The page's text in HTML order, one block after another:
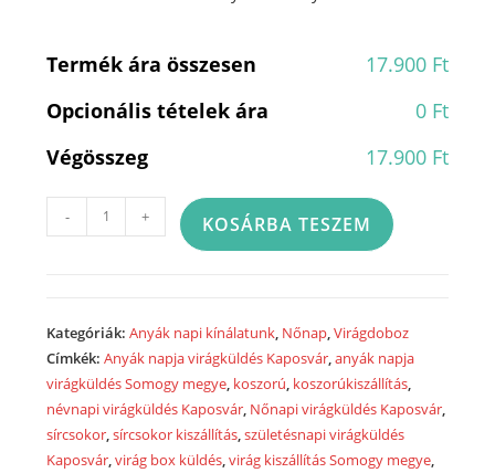
Termék ára összesen
17.900 Ft
Opcionális tételek ára
0 Ft
Végösszeg
17.900 Ft
szeretettel...
- + KOSÁRBA TESZEM
Kategóriák:Anyák napi kínálatunk Nőnap ,Virágdoboz
Címkék:Anyák napja virágküldés Kaposvár ,anyák napja
virágküldés Somogy megye koszorú koszorúkiszállítás
névnapi virágküldés Kaposvár Nőnapi virágküldés Kaposvár
sírcsokor ,sírcsokor kiszállítás ,születésnapi virágküldés
Kaposvár ,virág box küldés ,virág kiszállítás Somogy megye